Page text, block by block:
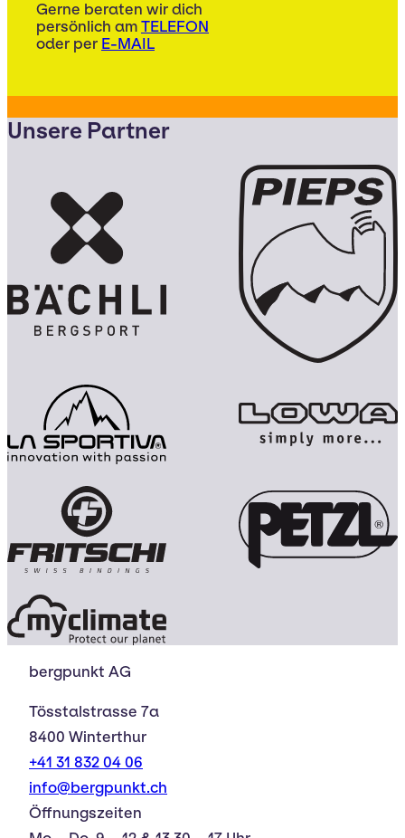
Gerne beraten wir dich
persönlich am TELEFON
oder per E-MAIL
Unsere Partner
bergpunkt AG
Tösstalstrasse 7a
8400 Winterthur
+41 31 832 04 06
info@bergpunkt.ch
Öffnungszeiten